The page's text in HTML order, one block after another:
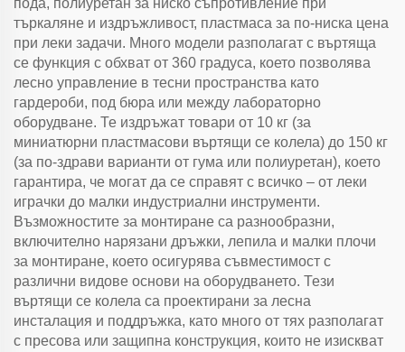
пода, полиуретан за ниско съпротивление при
търкаляне и издръжливост, пластмаса за по-ниска цена
при леки задачи. Много модели разполагат с въртяща
се функция с обхват от 360 градуса, което позволява
лесно управление в тесни пространства като
гардероби, под бюра или между лабораторно
оборудване. Те издръжат товари от 10 кг (за
миниатюрни пластмасови въртящи се колела) до 150 кг
(за по-здрави варианти от гума или полиуретан), което
гарантира, че могат да се справят с всичко – от леки
играчки до малки индустриални инструменти.
Възможностите за монтиране са разнообразни,
включително нарязани дръжки, лепила и малки плочи
за монтиране, което осигурява съвместимост с
различни видове основи на оборудването. Тези
въртящи се колела са проектирани за лесна
инсталация и поддръжка, като много от тях разполагат
с пресова или защипна конструкция, които не изискват